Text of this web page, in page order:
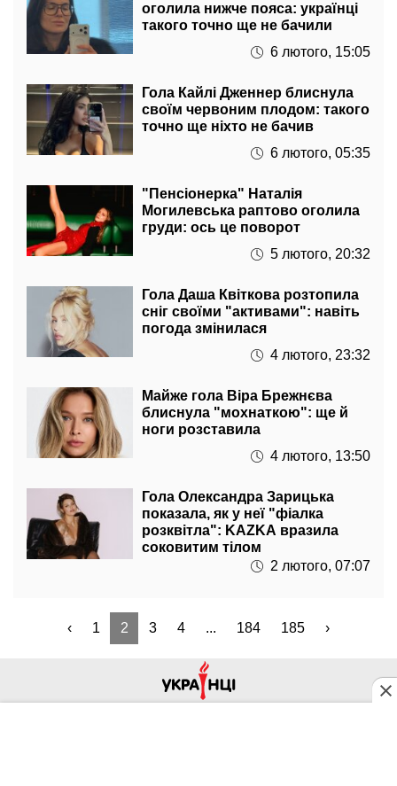
оголила нижче пояса: українці
такого точно ще не бачили
6 лютого, 15:05
Гола Кайлі Дженнер блиснула
своїм червоним плодом: такого
точно ще ніхто не бачив
6 лютого, 05:35
"Пенсіонерка" Наталія
Могилевська раптово оголила
груди: ось це поворот
5 лютого, 20:32
Гола Даша Квіткова розтопила
сніг своїми "активами": навіть
погода змінилася
4 лютого, 23:32
Майже гола Віра Брежнєва
блиснула "мохнаткою": ще й
ноги розставила
4 лютого, 13:50
Гола Олександра Зарицька
показала, як у неї "фіалка
розквітла": KAZKA вразила
соковитим тілом
2 лютого, 07:07
‹ 1 2 3 4 ... 184 185 ›